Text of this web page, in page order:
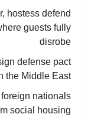
hostess defend
guests fully
disrobe
defense pact
the Middle East
nationals
social housing